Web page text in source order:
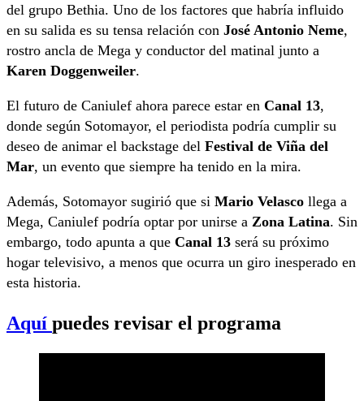
del grupo Bethia. Uno de los factores que habría influido
en su salida es su tensa relación con José Antonio Neme,
rostro ancla de Mega y conductor del matinal junto a
Karen Doggenweiler.
El futuro de Caniulef ahora parece estar en Canal 13,
donde según Sotomayor, el periodista podría cumplir su
deseo de animar el backstage del Festival de Viña del
Mar, un evento que siempre ha tenido en la mira.
Además, Sotomayor sugirió que si Mario Velasco llega a
Mega, Caniulef podría optar por unirse a Zona Latina. Sin
embargo, todo apunta a que Canal 13 será su próximo
hogar televisivo, a menos que ocurra un giro inesperado en
esta historia.
Aquí puedes revisar el programa